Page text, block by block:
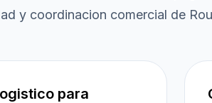
y coordinacion comercial de
para